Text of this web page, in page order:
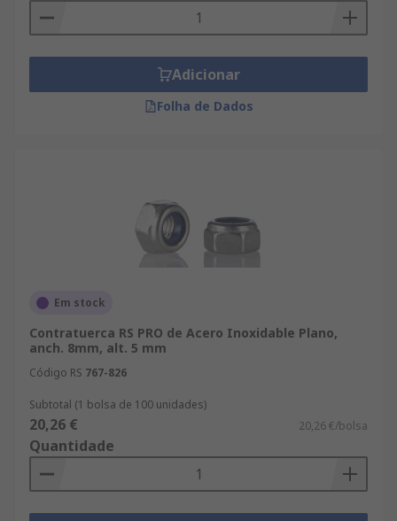
Adicionar
Folha de Dados
Em stock
Contratuerca RS PRO de Acero Inoxidable Plano,
anch. 8mm, alt. 5 mm
Código RS 767-826
Subtotal (1 bolsa de 100 unidades)
20,26 € 20,26 €/bolsa
Quantidade